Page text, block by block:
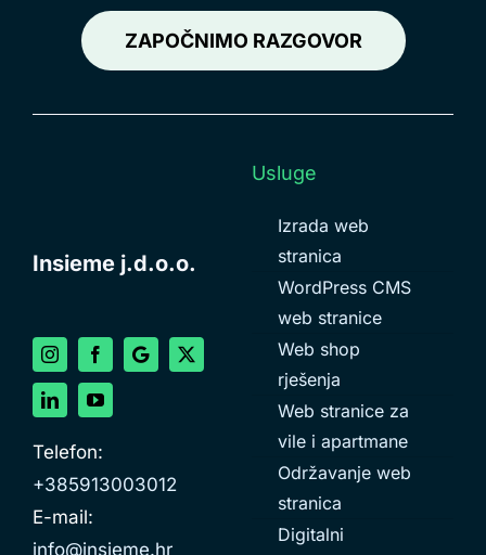
ZAPOČNIMO RAZGOVOR
Insieme j.d.o.o.
Telefon:
+385913003012
E-mail:
info@insieme.hr
Usluge
Izrada web
stranica
WordPress CMS
web stranice
Web shop
rješenja
Web stranice za
vile i apartmane
Održavanje web
stranica
Digitalni